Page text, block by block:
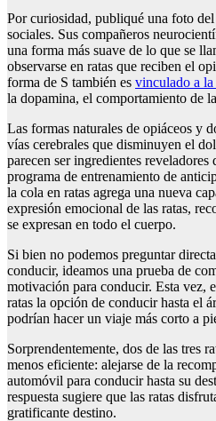
Por curiosidad, publiqué una foto
sociales. Sus compañeros
una forma más suave de lo que se
observarse en ratas que reciben el
forma de S también es vinculado a la
la dopamina, el comportamiento de
Las formas naturales de opiáceos y
vías cerebrales que disminuyen el
parecen ser ingredientes reveladores
programa de entrenamiento de
la cola en ratas agrega una nueva
expresión emocional de las ratas,
se expresan en todo el cuerpo.
Si bien no podemos preguntar
conducir, ideamos una prueba de
motivación para conducir. Esta vez,
ratas la opción de conducir hasta el
podrían hacer un viaje más corto a
Sorprendentemente, dos de las tres
menos eficiente: alejarse de la
automóvil para conducir hasta su
respuesta sugiere que las ratas
gratificante destino.